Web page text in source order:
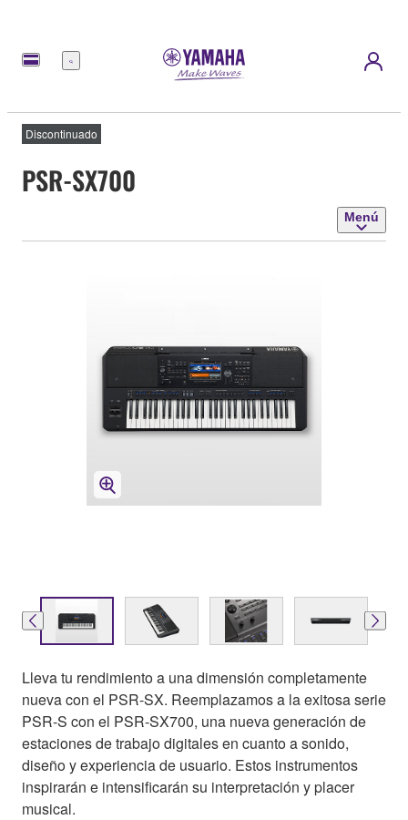
Menú
Discontinuado
PSR-SX700
Menú
Lleva tu rendimiento a una dimensión completamente
nueva con el PSR-SX. Reemplazamos a la exitosa serie
PSR-S con el PSR-SX700, una nueva generación de
estaciones de trabajo digitales en cuanto a sonido,
diseño y experiencia de usuario. Estos instrumentos
inspirarán e intensificarán su interpretación y placer
musical.